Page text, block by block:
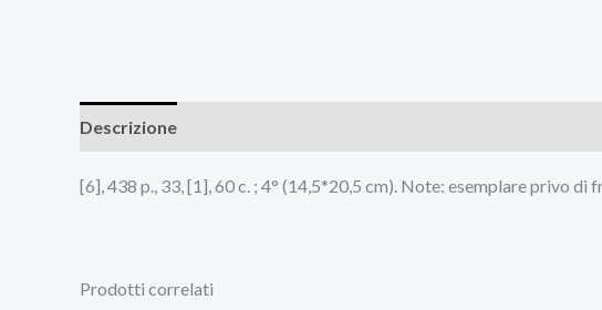
Descrizione
[6], 438 p., 33, [1], 60 c. ; 4° (14,5*20,5 cm). Note: esemplare privo
Prodotti correlati